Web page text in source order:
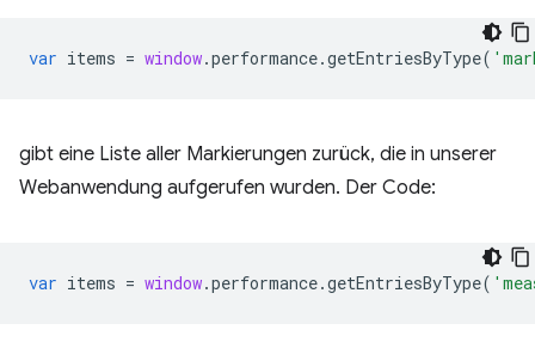
var items = window.performance.getEntriesByType(
gibt eine Liste aller Markierungen zurück, die in unserer
Webanwendung aufgerufen wurden. Der Code:
var items = window.performance.getEntriesByType(